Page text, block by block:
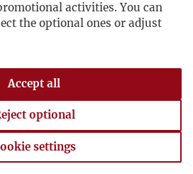
Jerzego Giedroycia
637
activities. You can
the optional ones or adjust
Accept all
optional
settings